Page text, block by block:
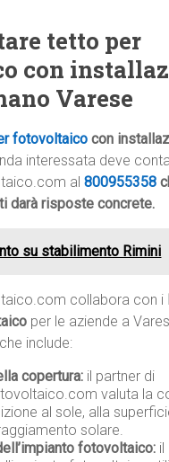
tetto per
con
Varese
fotovoltaico con
interessata deve
al800955358
darà risposte concrete.
su stabilimento Rimini
collabora con i
per le aziende a
include:
copertura: il partner di
valuta la
al sole, alla
solare.
fotovoltaico: il